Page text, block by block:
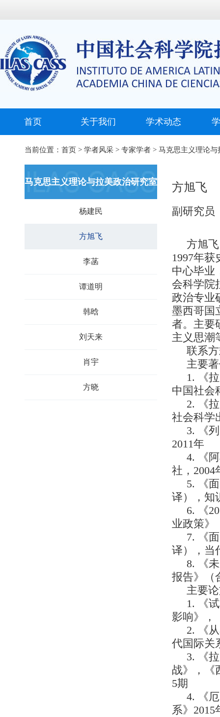
首页 关于我们 学术动态
当前位置： 首页 > 学者风采 > 专家学者 > 马克思主义理论与
马克思主义理论与拉美政治研究室
杨建民
方旭飞
李菡
谭道明
韩晗
刘天来
肖宇
方晓
方旭飞
副研究员
方旭
1997年
中心毕业
会科学院
政治专业
墨西哥国
者。主要
主义思潮
联系
主要
1. 《
中国社会
2. 《
社会科学
3. 《
2011年
4. 《
社，2004
5. 《
译），知
6. 《
业政策》
7. 《
译），当
8. 《
报告》（
主要
1. 《
影响》，
2. 《
代国际关
3. 《
战》，《
5期
4. 《
系》2015